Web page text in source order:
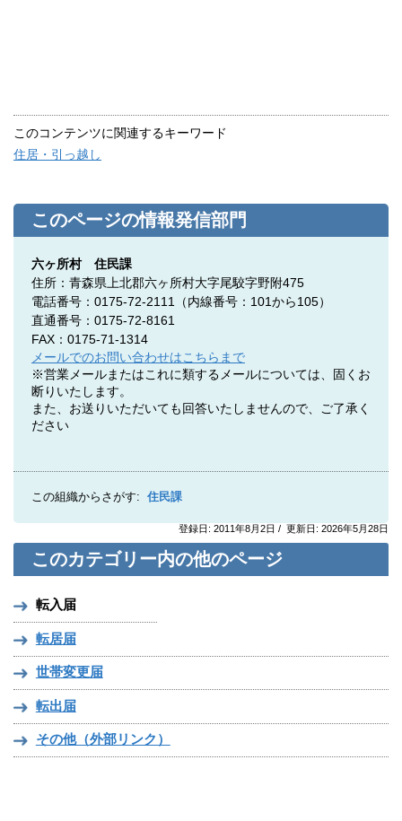
このコンテンツに関連するキーワード
住居・引っ越し
このページの情報発信部門
六ヶ所村 住民課
住所：青森県上北郡六ヶ所村大字尾駮字野附475
電話番号：0175-72-2111（内線番号：101から105）
直通番号：0175-72-8161
FAX：0175-71-1314
メールでのお問い合わせはこちらまで
※営業メールまたはこれに類するメールについては、固くお
断りいたします。
また、お送りいただいても回答いたしませんので、ご了承く
ださい
この組織からさがす: 住民課
登録日: 2011年8月2日 / 更新日: 2026年5月28日
このカテゴリー内の他のページ
転入届
転居届
世帯変更届
転出届
その他（外部リンク）